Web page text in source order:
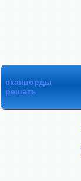
сканворды
решать